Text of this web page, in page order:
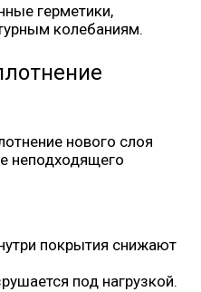
герметики,
колебаниям.
нового слоя
неподходящего
покрытия снижают
под нагрузкой.